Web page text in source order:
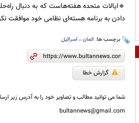
🔹ایالات متحده هفته‌هاست که به دنبال
دادن به برنامه هسته‌ای نظامی خود موافقت
برچسب ها: المان، اسرائیل
گزارش خطا
شما می توانید مطالب و تصاویر خود را به آدرس زیر
bultannews@gmail.com